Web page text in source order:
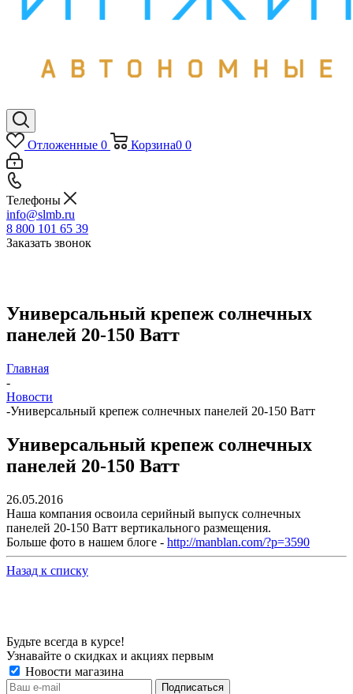
Отложенные 0 Корзина0 0
Телефоны
info@slmb.ru
8 800 101 65 39
Заказать звонок
Универсальный крепеж солнечных
панелей 20-150 Ватт
Главная
-
Новости
-Универсальный крепеж солнечных панелей 20-150 Ватт
Универсальный крепеж солнечных
панелей 20-150 Ватт
26.05.2016
Наша компания освоила серийный выпуск солнечных
панелей 20-150 Ватт вертикального размещения.
Больше фото в нашем блоге - http://manblan.com/?p=3590
Назад к списку
Будьте всегда в курсе!
Узнавайте о скидках и акциях первым
Новости магазина